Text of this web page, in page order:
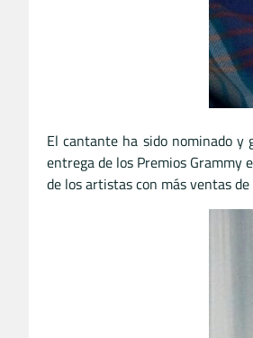
El cantante ha sido nominado y
entrega de los Premios Grammy
de los artistas con más ventas